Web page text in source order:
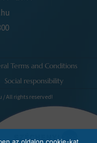
Terms and Conditions
Social responsibility
All rights reserved!